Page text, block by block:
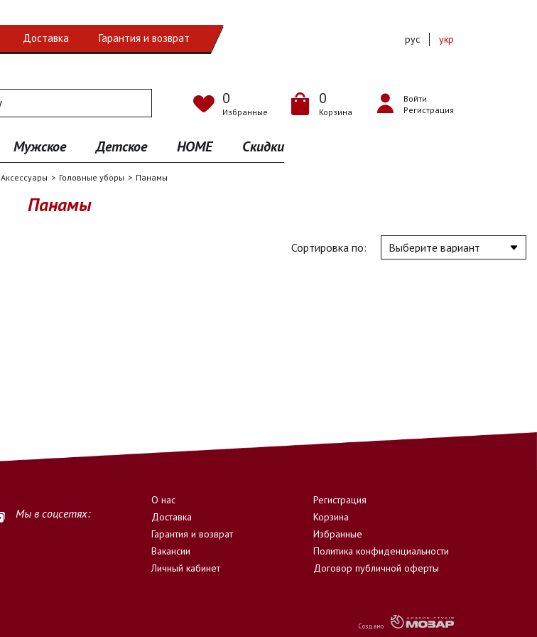
Доставка Гарантия и возврат
0
Избранные
0
Корзина
Войти
Регистрация
рус укр
Мужское Детское HOME Скидки
Аксессуары Головные уборы Панамы
Панамы
Сортировка по:
Мы в соцсетях:
О нас
Доставка
Гарантия и возврат
Вакансии
Личный кабинет
Регистрация
Корзина
Избранные
Политика конфиденциальности
Договор публичной оферты
Создано